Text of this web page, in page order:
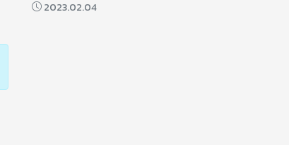
2023.02.04